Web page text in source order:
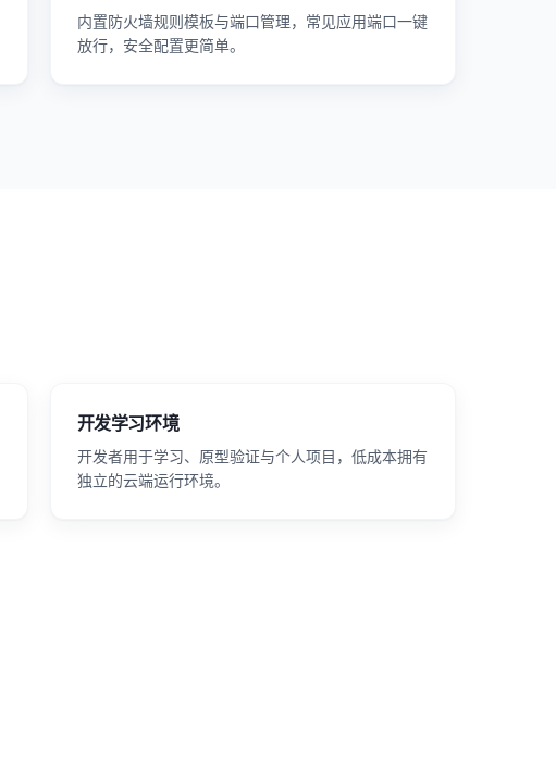
内置防火墙规则模板与端口管理，常见应用端口一键
放行，安全配置更简单。
开发学习环境
开发者用于学习、原型验证与个人项目，低成本拥有
独立的云端运行环境。